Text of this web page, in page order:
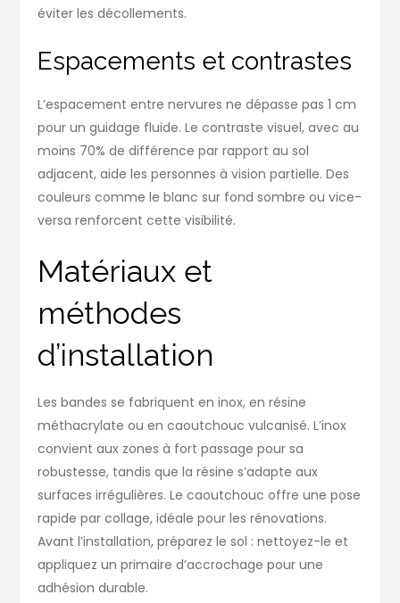
éviter les décollements.
Espacements et contrastes
L’espacement entre nervures ne dépasse pas 1 cm
pour un guidage fluide. Le contraste visuel, avec au
moins 70% de différence par rapport au sol
adjacent, aide les personnes à vision partielle. Des
couleurs comme le blanc sur fond sombre ou vice-
versa renforcent cette visibilité.
Matériaux et
méthodes
d’installation
Les bandes se fabriquent en inox, en résine
méthacrylate ou en caoutchouc vulcanisé. L’inox
convient aux zones à fort passage pour sa
robustesse, tandis que la résine s’adapte aux
surfaces irrégulières. Le caoutchouc offre une pose
rapide par collage, idéale pour les rénovations.
Avant l’installation, préparez le sol : nettoyez-le et
appliquez un primaire d’accrochage pour une
adhésion durable.